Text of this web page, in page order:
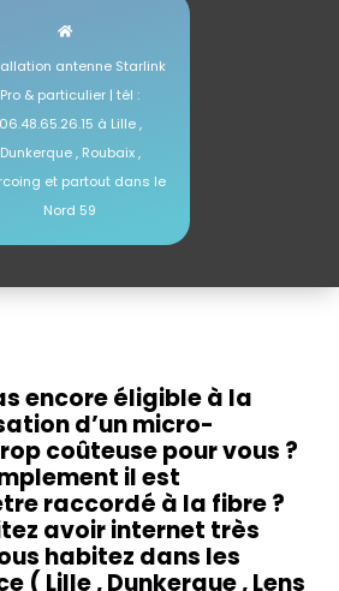
antenne Starlink
Pro & particulier | tél :
06.48.65.26.15 à Lille ,
Dunkerque , Roubaix ,
et partout dans le
Nord 59
encore éligible à la
d’un micro-
coûteuse pour vous ?
il est
raccordé à la fibre ?
avoir internet très
habitez dans les
( Lille , Dunkerque , Lens